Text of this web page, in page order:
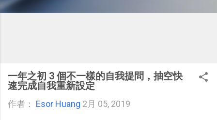
一年之初 3 個不一樣的自我提問，抽空快
速完成自我重新設定
作者： Esor Huang 2月 05, 2019